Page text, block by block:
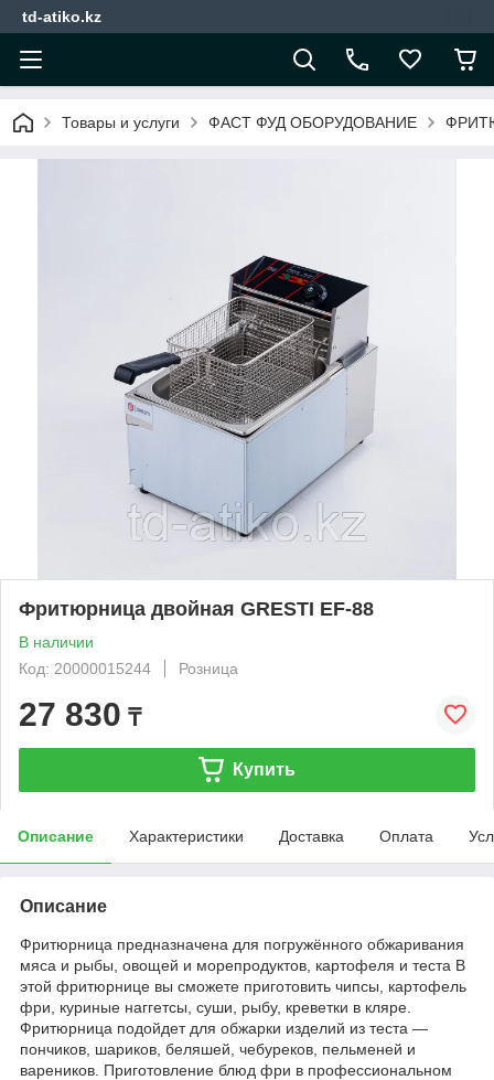
td-atiko.kz
Товары и услуги ФАСТ ФУД ОБОРУДОВАНИЕ
Фритюрница двойная GRESTI ЕF-88
В наличии
Код: 20000015244
Розница
27 830 ₸
Купить
Описание Характеристики Доставка Оплата
Описание
Фритюрница предназначена для погружённого обжаривания
мяса и рыбы, овощей и морепродуктов, картофеля и теста В
этой фритюрнице вы сможете приготовить чипсы, картофель
фри, куриные наггетсы, суши, рыбу, креветки в кляре.
Фритюрница подойдет для обжарки изделий из теста —
пончиков, шариков, беляшей, чебуреков, пельменей и
вареников. Приготовление блюд фри в профессиональном